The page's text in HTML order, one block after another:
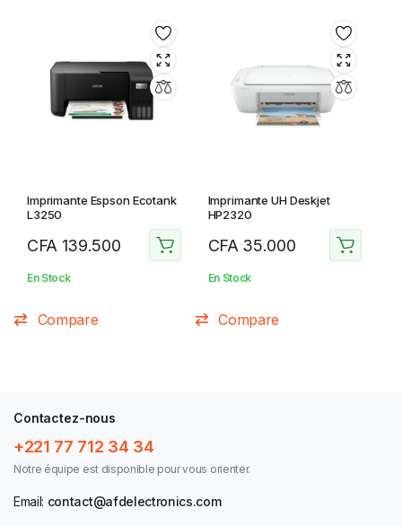
Imprimante Espson Ecotank
L3250
CFA 139.500
En Stock
Compare
Imprimante UH Deskjet
HP2320
CFA 35.000
En Stock
Compare
Contactez-nous
+221 77 712 34 34
Notre équipe est disponible pour vous orienter.
Email: contact@afdelectronics.com